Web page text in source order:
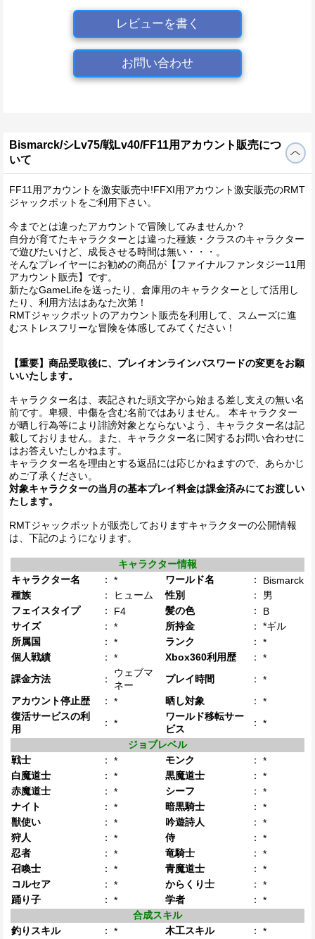
レビューを書く
お問い合わせ
Bismarck/シLv75/戦Lv40/FF11用アカウント販売につ
いて
FF11用アカウントを激安販売中!FFXI用アカウント激安販売のRMT
ジャックポットをご利用下さい。
今までとは違ったアカウントで冒険してみませんか？
自分が育てたキャラクターとは違った種族・クラスのキャラクター
で遊びたいけど、成長させる時間は無い・・・。
そんなプレイヤーにお勧めの商品が【ファイナルファンタジー11用
アカウント販売】です。
新たなGameLifeを送ったり、倉庫用のキャラクターとして活用し
たり、利用方法はあなた次第！
RMTジャックポットのアカウント販売を利用して、スムーズに進
むストレスフリーな冒険を体感してみてください！
【重要】商品受取後に、プレイオンラインパスワードの変更をお願
いいたします。
キャラクター名は、表記された頭文字から始まる差し支えの無い名
前です。卑猥、中傷を含む名前ではありません。 本キャラクター
が晒し行為等により誹謗対象とならないよう、キャラクター名は記
載しておりません。また、キャラクター名に関するお問い合わせに
はお答えいたしかねます。
キャラクター名を理由とする返品には応じかねますので、あらかじ
めご了承ください。
対象キャラクターの当月の基本プレイ料金は課金済みにてお渡しい
たします。
RMTジャックポットが販売しておりますキャラクターの公開情報
は、下記のようになります。
キャラクター情報
キャラクター名
： * ワールド名 ：
Bismarck
種族
： ヒューム 性別 ：
男
フェイスタイプ
： F4 髪の色 ：
B
サイズ
： * 所持金 ：
*ギル
所属国
： * ランク ：
*
個人戦績
： * Xbox360利用歴 ：
*
課金方法
：
ウェブマ
ネー
プレイ時間 ：
*
アカウント停止歴
： * 晒し対象 ：
*
復活サービスの利
用
： *
ワールド移転サー
ビス
：
*
ジョブレベル
戦士
： * モンク ：
*
白魔道士
： * 黒魔道士 ：
*
赤魔道士
： * シーフ ：
*
ナイト
： * 暗黒騎士 ：
*
獣使い
： * 吟遊詩人 ：
*
狩人
： * 侍 ：
*
忍者
： * 竜騎士 ：
*
召喚士
： * 青魔道士 ：
*
コルセア
： * からくり士 ：
*
踊り子
： * 学者 ：
*
合成スキル
釣りスキル
： * 木工スキル ：
*